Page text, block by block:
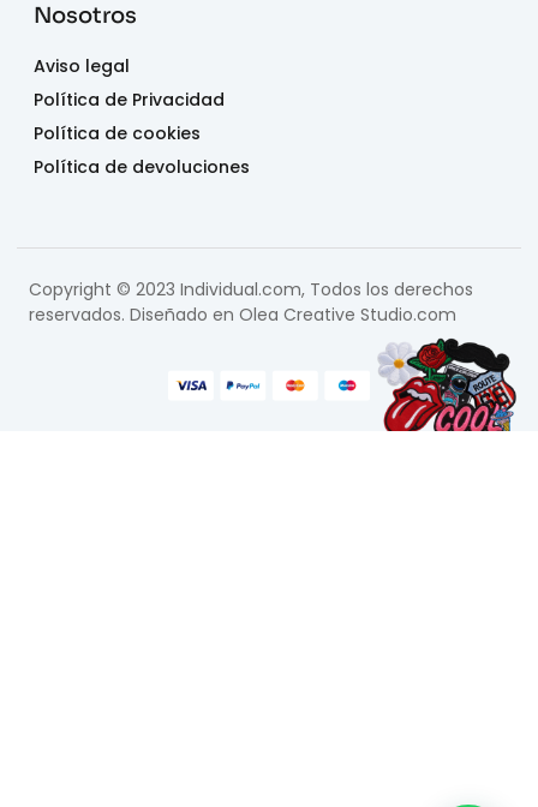
Nosotros
Aviso legal
Política de Privacidad
Política de cookies
Política de devoluciones
Copyright © 2023 Individual.com, Todos los derechos
reservados. Diseñado en Olea Creative Studio.com